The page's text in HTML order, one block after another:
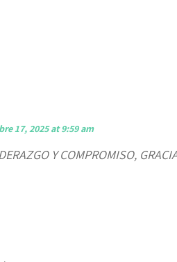
17, 2025 at 9:59 am
Y COMPROMISO,